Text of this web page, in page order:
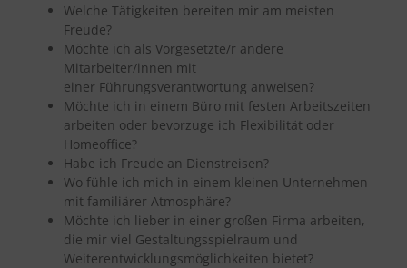
Welche Tätigkeiten bereiten mir am meisten
Freude?
Möchte ich als Vorgesetzte/r andere
Mitarbeiter/innen mit
einer Führungsverantwortung anweisen?
Möchte ich in einem Büro mit festen Arbeitszeiten
arbeiten oder bevorzuge ich Flexibilität oder
Homeoffice?
Habe ich Freude an Dienstreisen?
Wo fühle ich mich in einem kleinen Unternehmen
mit familiärer Atmosphäre?
Möchte ich lieber in einer großen Firma arbeiten,
die mir viel Gestaltungsspielraum und
Weiterentwicklungsmöglichkeiten bietet?